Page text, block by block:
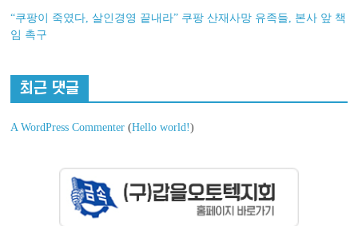
“쿠팡이 죽였다, 살인경영 끝내라” 쿠팡 산재사망 유족들, 본사 앞 책
임 촉구
최근 댓글
A WordPress Commenter (Hello world!)